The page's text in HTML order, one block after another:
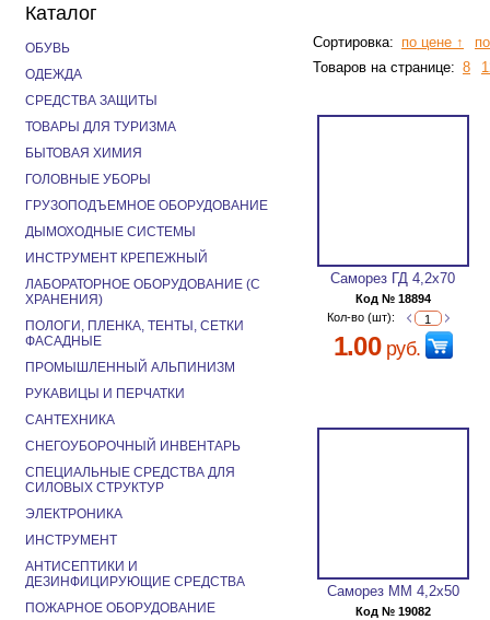
Сортировка: по цене ↑
Товаров на странице: 8
Саморез ГД 4,2х70
Код № 18894
Кол-во (шт):
1.00руб.
Саморез ММ 4,2х50
Код № 19082
Каталог
ОБУВЬ
ОДЕЖДА
СРЕДСТВА ЗАЩИТЫ
ТОВАРЫ ДЛЯ ТУРИЗМА
БЫТОВАЯ ХИМИЯ
ГОЛОВНЫЕ УБОРЫ
ГРУЗОПОДЪЕМНОЕ ОБОРУДОВАНИЕ
ДЫМОХОДНЫЕ СИСТЕМЫ
ИНСТРУМЕНТ КРЕПЕЖНЫЙ
ЛАБОРАТОРНОЕ ОБОРУДОВАНИЕ (С
ХРАНЕНИЯ)
ПОЛОГИ, ПЛЕНКА, ТЕНТЫ, СЕТКИ
ФАСАДНЫЕ
ПРОМЫШЛЕННЫЙ АЛЬПИНИЗМ
РУКАВИЦЫ И ПЕРЧАТКИ
САНТЕХНИКА
СНЕГОУБОРОЧНЫЙ ИНВЕНТАРЬ
СПЕЦИАЛЬНЫЕ СРЕДСТВА ДЛЯ
СИЛОВЫХ СТРУКТУР
ЭЛЕКТРОНИКА
ИНСТРУМЕНТ
АНТИСЕПТИКИ И
ДЕЗИНФИЦИРУЮЩИЕ СРЕДСТВА
ПОЖАРНОЕ ОБОРУДОВАНИЕ